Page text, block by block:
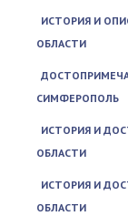
ИСТОРИЯ И
ОБЛАСТИ
СИМФЕРОПОЛЬ
ИСТОРИЯ И
ОБЛАСТИ
ИСТОРИЯ И
ОБЛАСТИ